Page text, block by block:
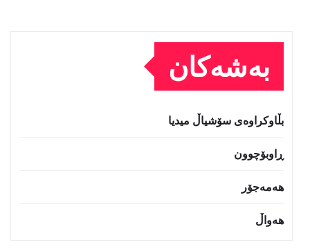
بەشەکان
بڵاوکراوەی سۆشیاڵ میدیا
ڕاوبۆچوون
هەمەجۆر
هەواڵ